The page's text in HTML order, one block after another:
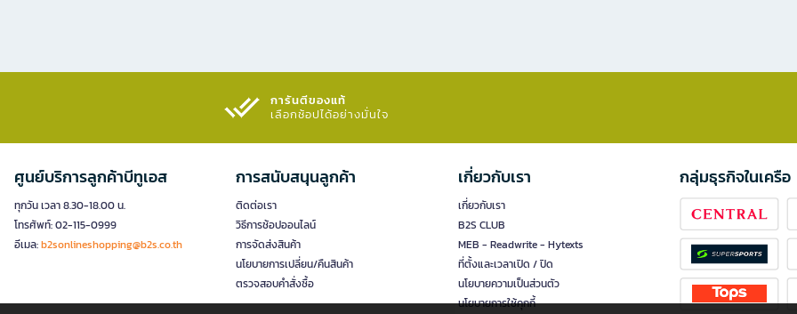
การันตีของแท้
เลือกช้อปได้อย่างมั่นใจ​
ศูนย์บริการลูกค้าบีทูเอส
ทุกวัน เวลา 8.30-18.00 น.
โทรศัพท์: 02-115-0999
อีเมล:b2sonlineshopping@b2s.co.th
การสนับสนุนลูกค้า
ติดต่อเรา
วิธีการช้อปออนไลน์
การจัดส่งสินค้า
นโยบายการเปลี่ยน/คืนสินค้า
ตรวจสอบคำสั่งซื้อ
เกี่ยวกับเรา
เกี่ยวกับเรา
B2S CLUB
MEB - Readwrite - Hytexts
ที่ตั้งและเวลาเปิด / ปิด
นโยบายความเป็นส่วนตัว
นโยบายการใช้คุกกี้
กลุ่มธุรกิจในเครือ